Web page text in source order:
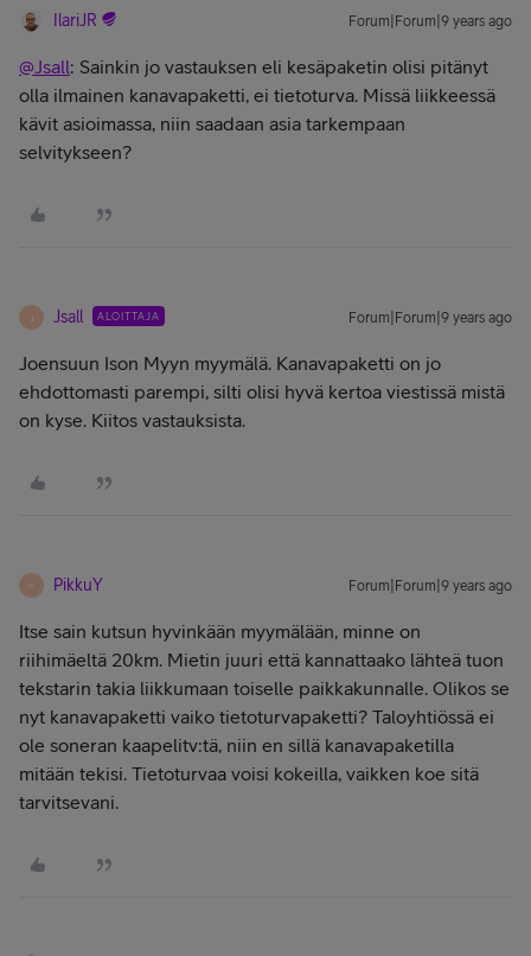
IlariJR Forum|Forum|9 years ago
@Jsall: Sainkin jo vastauksen eli kesäpaketin olisi pitänyt
olla ilmainen kanavapaketti, ei tietoturva. Missä liikkeessä
kävit asioimassa, niin saadaan asia tarkempaan
selvitykseen?
J Jsall ALOITTAJA Forum|Forum|9 years ago
Joensuun Ison Myyn myymälä. Kanavapaketti on jo
ehdottomasti parempi, silti olisi hyvä kertoa viestissä mistä
on kyse. Kiitos vastauksista.
P PikkuY Forum|Forum|9 years ago
Itse sain kutsun hyvinkään myymälään, minne on
riihimäeltä 20km. Mietin juuri että kannattaako lähteä tuon
tekstarin takia liikkumaan toiselle paikkakunnalle. Olikos se
nyt kanavapaketti vaiko tietoturvapaketti? Taloyhtiössä ei
ole soneran kaapelitv:tä, niin en sillä kanavapaketilla
mitään tekisi. Tietoturvaa voisi kokeilla, vaikken koe sitä
tarvitsevani.